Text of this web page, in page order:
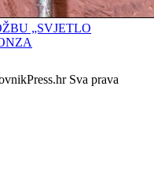
„SVJETLO
Sva prava